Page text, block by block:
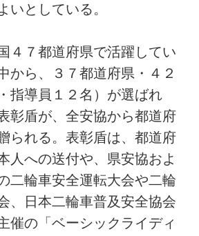
いとしている。
４７都道府県で活躍してい
から、３７都道府県・４２
指導員１２名）が選ばれ
彰盾が、全安協から都道府
られる。表彰盾は、都道府
人への送付や、県安協およ
二輪車安全運転大会や二輪
、日本二輪車普及安全協会
催の「ベーシックライディ